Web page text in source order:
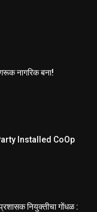
नागरिक बना!
Installed CoOp
नियुक्तीचा गोंधळ :